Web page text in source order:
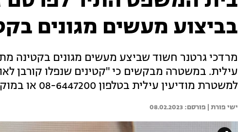
בביצוע מעשים מגונים
עילית. במשטרה מבקשים כי "קטינים שנפלו קורבן
למשטרת מודיעין עילית בטלפון 08-6447200 או במוקד 100 ובכל תחנת משטרה אחרת"
ישי פורת | 08.02.2023